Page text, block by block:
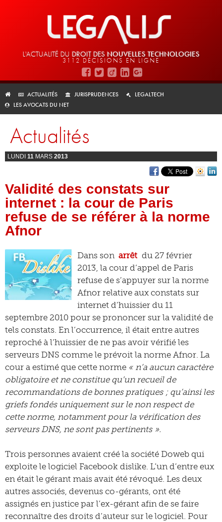
L'ACTUALITÉ DU DROIT DES NOUVELLES TECHNOLOGIES
3112 DÉCISIONS EN LIGNE
ACTUALITÉS JURISPRUDENCES
LEGALTECH
LES AVOCATS DU NET
Actualités
LUNDI 11 MARS 2013
Validité des constats sur
internet : la cour de Paris
refuse de se référer à la norme
Afnor
Dans son arrêt du 27 février
2013, la cour d’appel de Paris
refuse de s’appuyer sur la norme
Afnor relative aux constats sur
internet d’huissier du 11
septembre 2010 pour se prononcer sur la validité de
tels constats. En l’occurrence, il était entre autres
reproché à l’huissier de ne pas avoir vérifié les
serveurs DNS comme le prévoit la norme Afnor. La
cour a estimé que cette norme « n’a aucun caractère
obligatoire et ne constitue qu’un recueil de
recommandations de bonnes pratiques ; qu’ainsi les
griefs fondés uniquement sur le non respect de
cette norme, notamment pour la vérification des
serveurs DNS, ne sont pas pertinents ».
Trois personnes avaient créé la société Doweb qui
exploite le logiciel Facebook dislike. L’un d’entre eux
en était le gérant mais avait été révoqué. Les deux
autres associés, devenus co-gérants, ont été
assignés en justice par l’ex-gérant afin de se faire
reconnaître des droits d’auteur sur le logiciel. Pour